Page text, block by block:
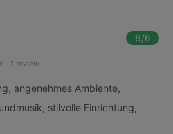
6/6
· 1 review
angenehmes Ambiente,
stilvolle Einrichtung,